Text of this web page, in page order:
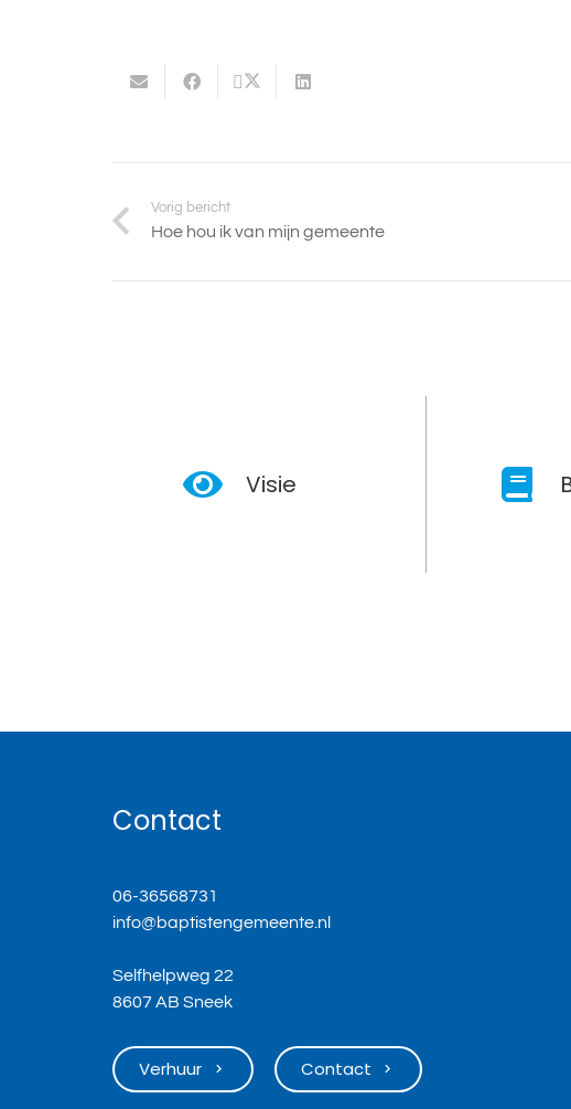
Vorig bericht
Hoe hou ik van mijn gemeente
Visie
Contact
06-36568731
info@baptistengemeente.nl
Selfhelpweg 22
8607 AB Sneek
Verhuur keyboard_arrow_right Contact keyboard_arrow_right